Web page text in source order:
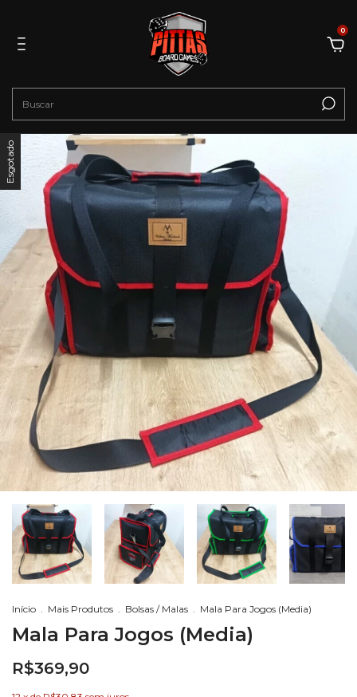
0
Esgotado
Início . Mais Produtos . Bolsas / Malas . Mala Para Jogos (Media)
Mala Para Jogos (Media)
R$369,90